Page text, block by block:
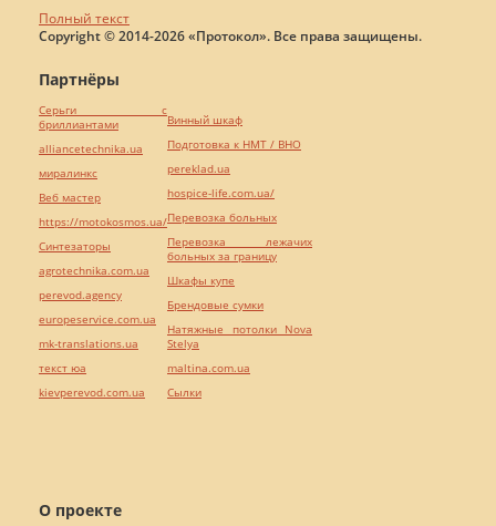
Полный текст
Copyright © 2014-2026 «Протокол». Все права защищены.
О проекте
Партнёры
Серьги с
бриллиантами
alliancetechnika.ua
миралинкс
Веб мастер
https://motokosmos.ua/
Синтезаторы
agrotechnika.com.ua
perevod.agency
europeservice.com.ua
mk-translations.ua
текст юа
kievperevod.com.ua
Винный шкаф
Подготовка к НМТ / ВНО
pereklad.ua
hospice-life.com.ua/
Перевозка больных
Перевозка лежачих
больных за границу
Шкафы купе
Брендовые сумки
Натяжные потолки Nova
Stelya
maltina.com.ua
Cылки